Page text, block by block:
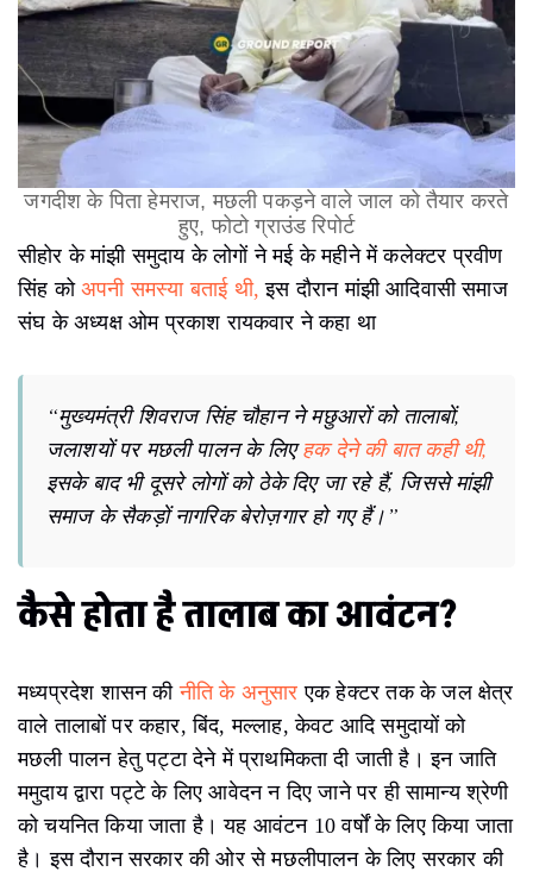
जगदीश के पिता हेमराज, मछली पकड़ने वाले जाल को तैयार करते
हुए, फोटो ग्राउंड रिपोर्ट
सीहोर के मांझी समुदाय के लोगों ने मई के महीने में कलेक्टर प्रवीण
सिंह कोअपनी समस्या बताई थी, इस दौरान मांझी आदिवासी समाज
संघ के अध्यक्ष ओम प्रकाश रायकवार ने कहा था
“मुख्यमंत्री शिवराज सिंह चौहान ने मछुआरों को तालाबों,
जलाशयों पर मछली पालन के लिएहक देने की बात कही थी,
इसके बाद भी दूसरे लोगों को ठेके दिए जा रहे हैं, जिससे मांझी
समाज के सैकड़ों नागरिक बेरोज़गार हो गए हैं।”
कैसे होता है तालाब का आवंटन?
मध्यप्रदेश शासन कीनीति के अनुसारएक हेक्टर तक के जल क्षेत्र
वाले तालाबों पर कहार, बिंद, मल्लाह, केवट आदि समुदायों को
मछली पालन हेतु पट्टा देने में प्राथमिकता दी जाती है। इन जाति
ममुदाय द्वारा पट्टे के लिए आवेदन न दिए जाने पर ही सामान्य श्रेणी
को चयनित किया जाता है। यह आवंटन 10 वर्षों के लिए किया जाता
है। इस दौरान सरकार की ओर से मछलीपालन के लिए सरकार की